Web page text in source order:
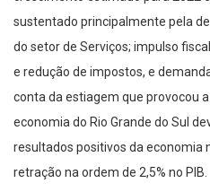
sustentado principalmente pela
do setor de Serviços; impulso
e redução de impostos, e
conta da estiagem que provocou
economia do Rio Grande do Sul
resultados positivos da economia
retração na ordem de 2,5% no PIB.